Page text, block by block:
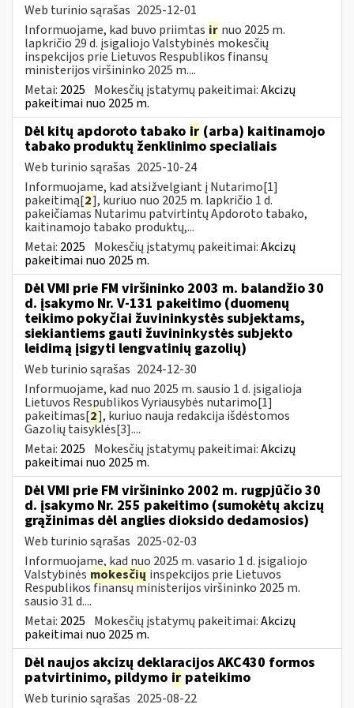
Web turinio sąrašas 2025-12-01
Informuojame, kad buvo priimtas ir nuo 2025 m.
lapkričio 29 d. įsigaliojo Valstybinės mokesčių
inspekcijos prie Lietuvos Respublikos finansų
ministerijos viršininko 2025 m....
Metai: 2025 Mokesčių įstatymų pakeitimai:Akcizų
pakeitimai nuo 2025 m.
Dėl kitų apdoroto tabako ir (arba) kaitinamojo
tabako produktų ženklinimo specialiais
Web turinio sąrašas 2025-10-24
Informuojame, kad atsižvelgiant į Nutarimo[1]
pakeitimą[2], kuriuo nuo 2025 m. lapkričio 1 d.
pakeičiamas Nutarimu patvirtintų Apdoroto tabako,
kaitinamojo tabako produktų,...
Metai: 2025 Mokesčių įstatymų pakeitimai:Akcizų
pakeitimai nuo 2025 m.
Dėl VMI prie FM viršininko 2003 m. balandžio 30
d. įsakymo Nr. V-131 pakeitimo (duomenų
teikimo pokyčiai žuvininkystės subjektams,
siekiantiems gauti žuvininkystės subjekto
leidimą įsigyti lengvatinių gazolių)
Web turinio sąrašas 2024-12-30
Informuojame, kad nuo 2025 m. sausio 1 d. įsigalioja
Lietuvos Respublikos Vyriausybės nutarimo[1]
pakeitimas[2], kuriuo nauja redakcija išdėstomos
Gazolių taisyklės[3]....
Metai: 2025 Mokesčių įstatymų pakeitimai:Akcizų
pakeitimai nuo 2025 m.
Dėl VMI prie FM viršininko 2002 m. rugpjūčio 30
d. įsakymo Nr. 255 pakeitimo (sumokėtų akcizų
grąžinimas dėl anglies dioksido dedamosios)
Web turinio sąrašas 2025-02-03
Informuojame, kad nuo 2025 m. vasario 1 d. įsigaliojo
Valstybinės mokesčių inspekcijos prie Lietuvos
Respublikos finansų ministerijos viršininko 2025 m.
sausio 31 d....
Metai: 2025 Mokesčių įstatymų pakeitimai:Akcizų
pakeitimai nuo 2025 m.
Dėl naujos akcizų deklaracijos AKC430 formos
patvirtinimo, pildymo ir pateikimo
Web turinio sąrašas 2025-08-22